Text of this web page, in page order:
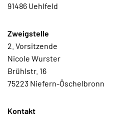
91486 Uehlfeld
Zweigstelle
2. Vorsitzende
Nicole Wurster
Brühlstr. 16
75223 Niefern-Öschelbronn
Kontakt